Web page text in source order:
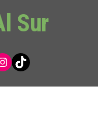
Sur
TikTok